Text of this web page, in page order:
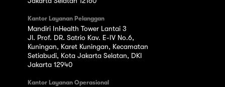
Kantor Layanan Pelanggan
Mandiri InHealth Tower Lantai 3
Jl. Prof. DR. Satrio Kav. E-IV No.6,
Kuningan, Karet Kuningan, Kecamatan
Setiabudi, Kota Jakarta Selatan, DKI
Jakarta 12940
Kantor Layanan Operasional